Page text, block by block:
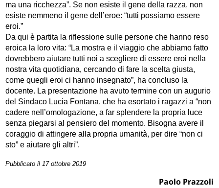
ma una ricchezza”. Se non esiste il gene della razza, non
esiste nemmeno il gene dell’eroe: “tutti possiamo essere
eroi.”
Da qui è partita la riflessione sulle persone che hanno reso
eroica la loro vita: “La mostra e il viaggio che abbiamo fatto
dovrebbero aiutare tutti noi a scegliere di essere eroi nella
nostra vita quotidiana, cercando di fare la scelta giusta,
come quegli eroi ci hanno insegnato”, ha concluso la
docente. La presentazione ha avuto termine con un augurio
del Sindaco Lucia Fontana, che ha esortato i ragazzi a “non
cadere nell’omologazione, a far splendere la propria luce
senza piegarsi al pensiero del momento. Bisogna avere il
coraggio di attingere alla propria umanità, per dire “non ci
sto” e aiutare gli altri”.
Pubblicato il 17 ottobre 2019
Paolo Prazzoli